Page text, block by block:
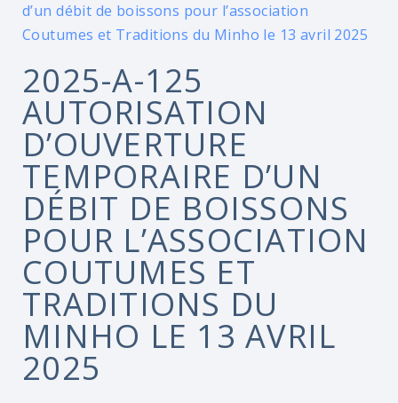
d’un débit de boissons pour l’association
Coutumes et Traditions du Minho le 13 avril 2025
2025-A-125
AUTORISATION
D’OUVERTURE
TEMPORAIRE D’UN
DÉBIT DE BOISSONS
POUR L’ASSOCIATION
COUTUMES ET
TRADITIONS DU
MINHO LE 13 AVRIL
2025